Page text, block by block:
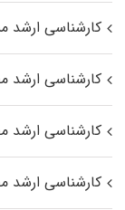
کارشناسی ارشد
کارشناسی ارشد
کارشناسی ارشد
کارشناسی ارشد